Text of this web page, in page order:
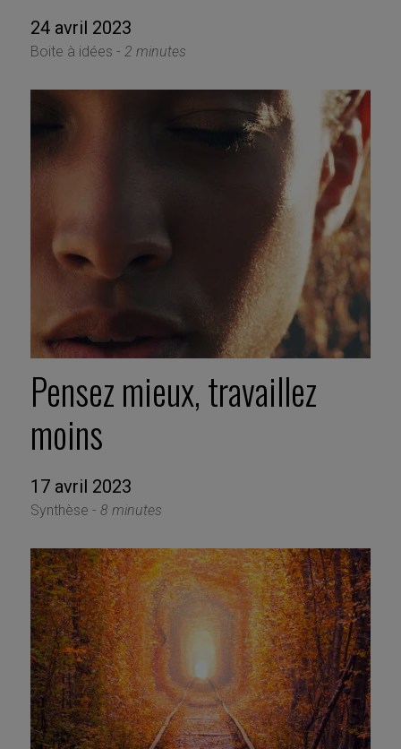
24 avril 2023
Boite à idées - 2 minutes
Pensez mieux, travaillez
moins
17 avril 2023
Synthèse - 8 minutes